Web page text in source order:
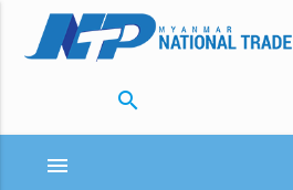
search
menu